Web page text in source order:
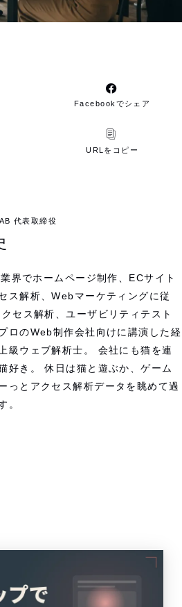
Facebookでシェア
URLをコピー
代表取締役
界でホームページ制作、ECサイト
ス解析、Webマーケティングに従
セス解析、ユーザビリティテスト
ロのWeb制作会社向けに講演した経
級ウェブ解析士。 会社にも猫を連
好き。 休日は猫と遊ぶか、ゲーム
っとアクセス解析データを眺めて過
。